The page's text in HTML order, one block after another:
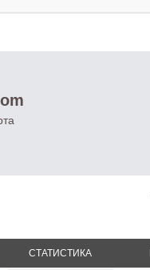
СТАТИСТИКА